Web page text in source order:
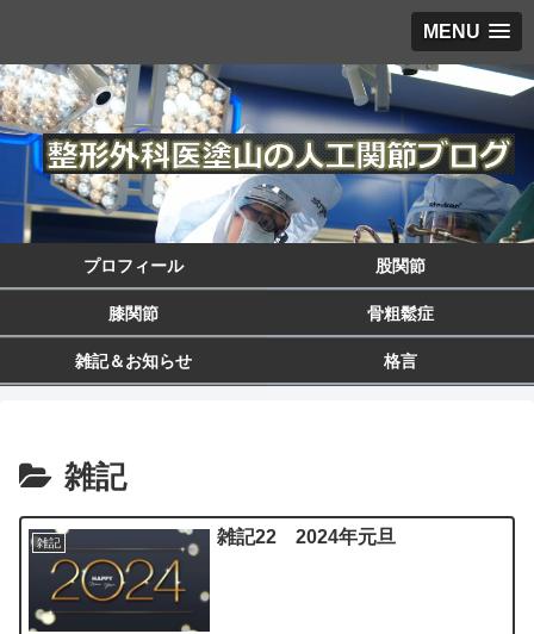
MENU
プロフィール 股関節
膝関節 骨粗鬆症
雑記＆お知らせ 格言
雑記
雑記 雑記22 2024年元旦